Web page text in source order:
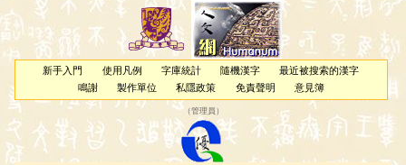
新手入門 使用凡例 字庫統計 隨機漢字
最近被搜索的漢字
鳴謝
製作單位 私隱政策 免責聲明 意見簿
（管理員 ）